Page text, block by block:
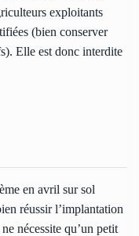
exploitants
(bien conserver
Elle est donc interdite
en avril sur sol
réussir l’implantation
nécessite qu’un petit